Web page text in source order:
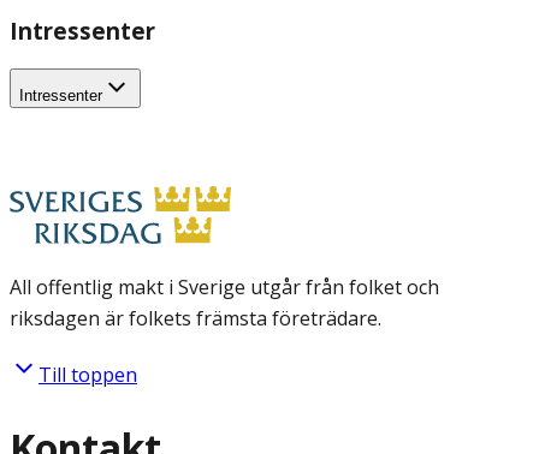
Intressenter
Intressenter
All offentlig makt i Sverige utgår från folket och
riksdagen är folkets främsta företrädare.
Till toppen